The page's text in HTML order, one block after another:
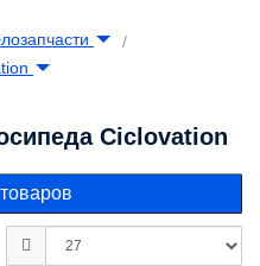
Ciclovation